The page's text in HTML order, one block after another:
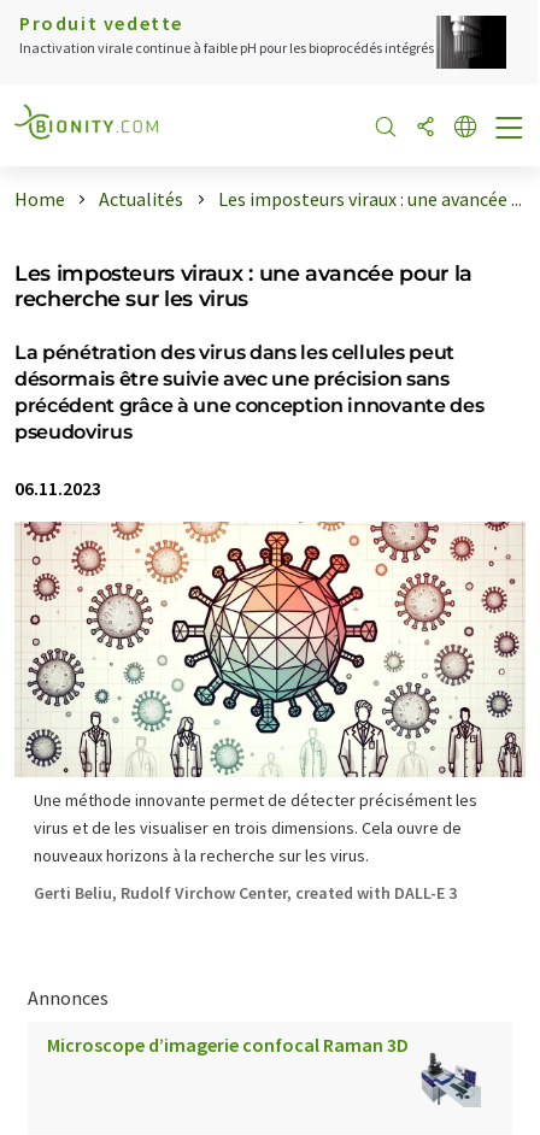
Produit vedette
Inactivation virale continue à faible pH pour les bioprocédés intégrés
Home Actualités Les imposteurs viraux : une avancée ...
Les imposteurs viraux : une avancée pour la
recherche sur les virus
La pénétration des virus dans les cellules peut
désormais être suivie avec une précision sans
précédent grâce à une conception innovante des
pseudovirus
06.11.2023
Une méthode innovante permet de détecter précisément les
virus et de les visualiser en trois dimensions. Cela ouvre de
nouveaux horizons à la recherche sur les virus.
Gerti Beliu, Rudolf Virchow Center, created with DALL-E 3
Annonces
Microscope d’imagerie confocal Raman 3D